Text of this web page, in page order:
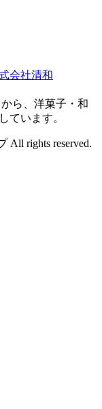
会社清和
ら、洋菓子・和
ています。
All rights reserved.